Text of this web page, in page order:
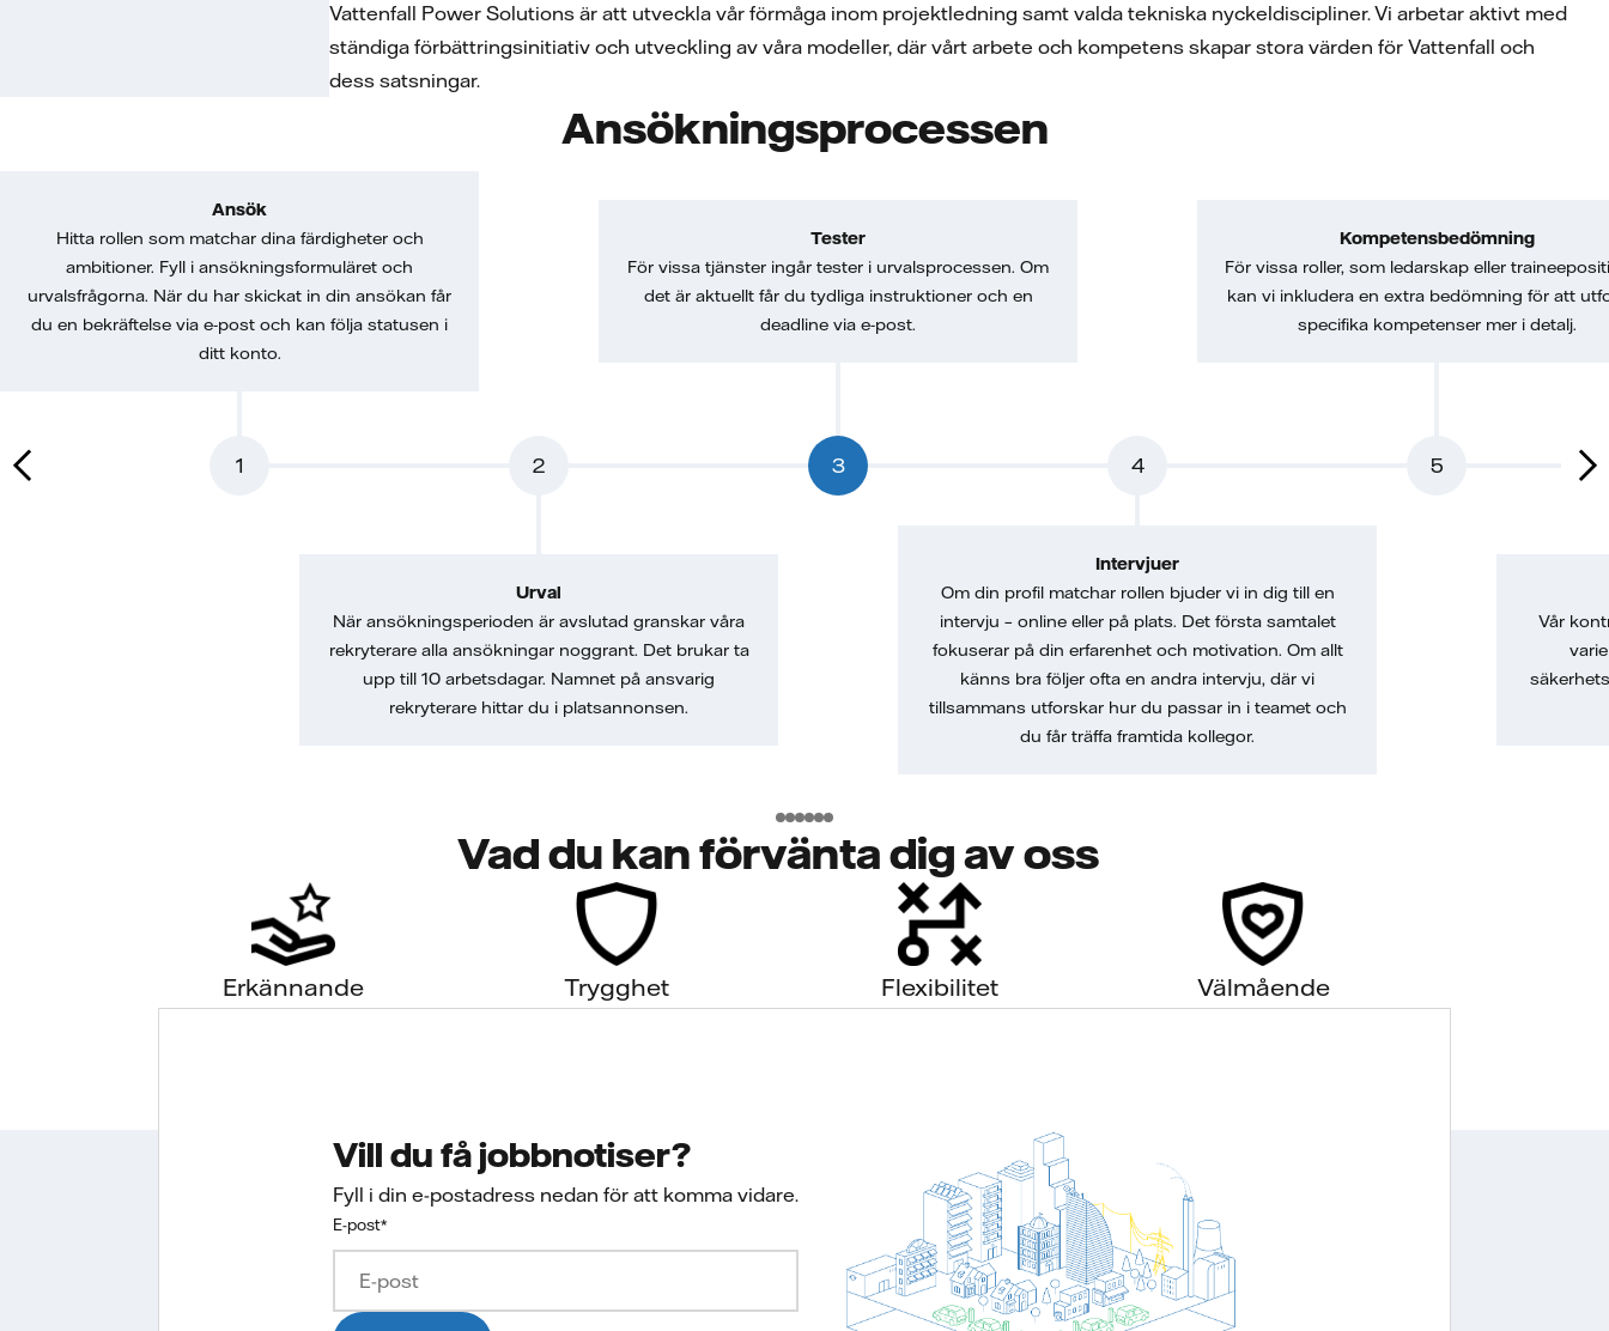
Vattenfall Power Solutions är att utveckla vår förmåga inom projektledning samt valda tekniska nyckeldiscipliner. Vi arbetar aktivt med
ständiga förbättringsinitiativ och utveckling av våra modeller, där vårt arbete och kompetens skapar stora värden för Vattenfall och
dess satsningar.
Ansökningsprocessen
1
Ansök
Hitta rollen som matchar dina färdigheter och
ambitioner. Fyll i ansökningsformuläret och
urvalsfrågorna. När du har skickat in din ansökan får
du en bekräftelse via e-post och kan följa statusen i
ditt konto.
2
Urval
När ansökningsperioden är avslutad granskar våra
rekryterare alla ansökningar noggrant. Det brukar ta
upp till 10 arbetsdagar. Namnet på ansvarig
rekryterare hittar du i platsannonsen.
3
Tester
För vissa tjänster ingår tester i urvalsprocessen. Om
det är aktuellt får du tydliga instruktioner och en
deadline via e-post.
4
Intervjuer
Om din profil matchar rollen bjuder vi in dig till en
intervju – online eller på plats. Det första samtalet
fokuserar på din erfarenhet och motivation. Om allt
känns bra följer ofta en andra intervju, där vi
tillsammans utforskar hur du passar in i teamet och
du får träffa framtida kollegor.
5
Kompetensbedömning
För vissa roller, som ledarskap eller
kan vi inkludera en extra bedömning för att
specifika kompetenser mer i detalj.
Vår
Vad du kan förvänta dig av oss
Erkännande Trygghet Flexibilitet Välmående
Vill du få jobbnotiser?
Fyll i din e-postadress nedan för att komma vidare.
E-post*